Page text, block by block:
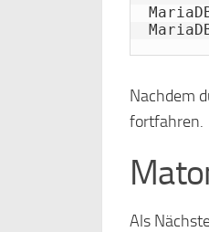
Nachdem
fortfahren.
Als